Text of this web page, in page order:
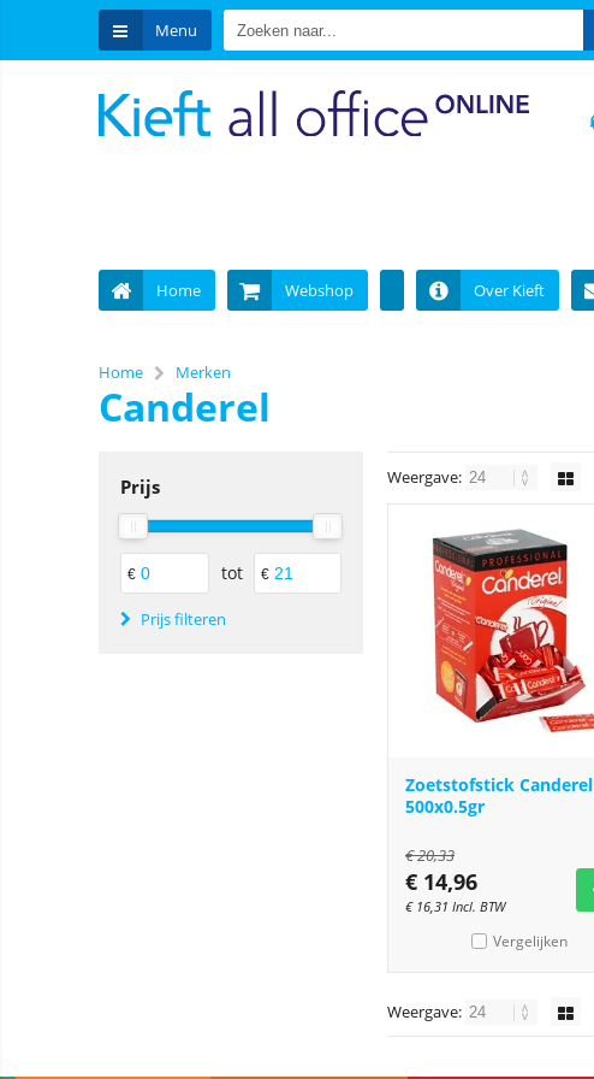
Menu
Home Webshop Over Kieft
Home Merken
Canderel
Prijs
€ tot €
Prijs filteren
Weergave:
Zoetstofstick Canderel
500x0.5gr
€20,33
€ 14,96
€ 16,31 Incl. BTW
Vergelijken
Weergave: